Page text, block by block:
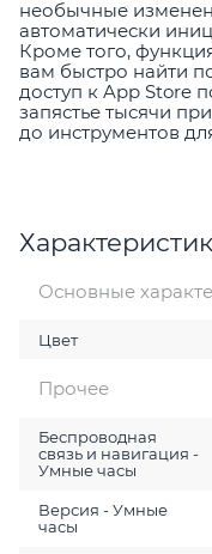
необычные
автоматически
Кроме того,
вам быстро найти
доступ к App Store
запястье тысячи
до инструментов
Основные
Цвет
Прочее
Беспроводная
связь и навигация -
Умные часы
Версия - Умные
часы